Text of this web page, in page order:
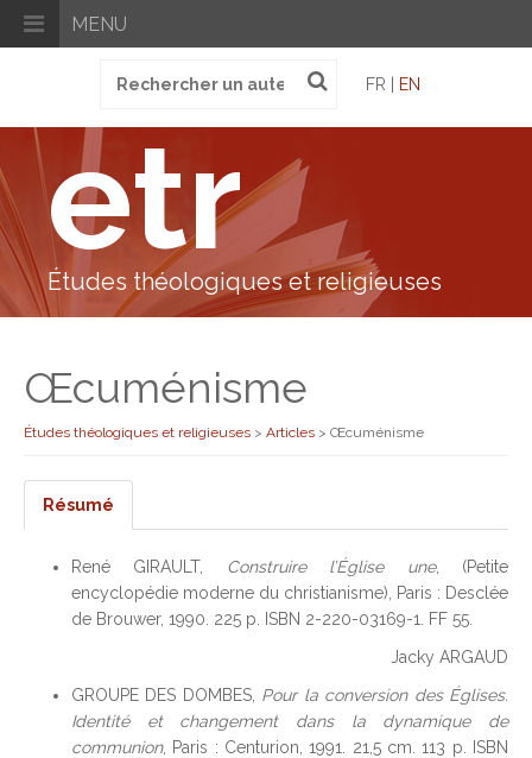
MENU
pour
FR | EN
etr
Études théologiques et religieuses
Œcuménisme
Études théologiques et religieuses > Articles > Œcuménisme
Résumé
René GIRAULT, Construire l’Église une, (Petite
encyclopédie moderne du christianisme), Paris : Desclée
de Brouwer, 1990. 225 p. ISBN 2-220-03169-1. FF 55.
Jacky ARGAUD
GROUPE DES DOMBES, Pour la conversion des Églises.
Identité et changement dans la dynamique de
communion, Paris : Centurion, 1991. 21,5 cm. 113 p. ISBN